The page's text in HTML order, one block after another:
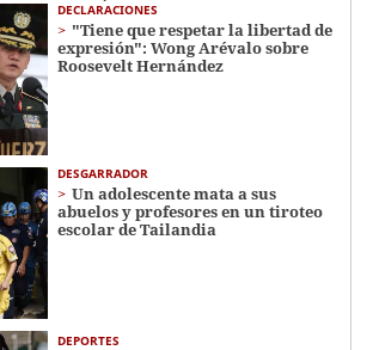
DECLARACIONES
"Tiene que respetar la libertad de
expresión": Wong Arévalo sobre
Roosevelt Hernández
DESGARRADOR
Un adolescente mata a sus
abuelos y profesores en un tiroteo
escolar de Tailandia
DEPORTES